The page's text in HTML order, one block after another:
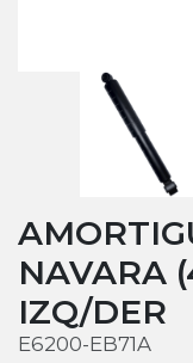
NAVARA
IZQ/DER
E6200-EB71A